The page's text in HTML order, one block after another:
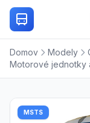
Domov Modely
Motorové jednotky
MSTS